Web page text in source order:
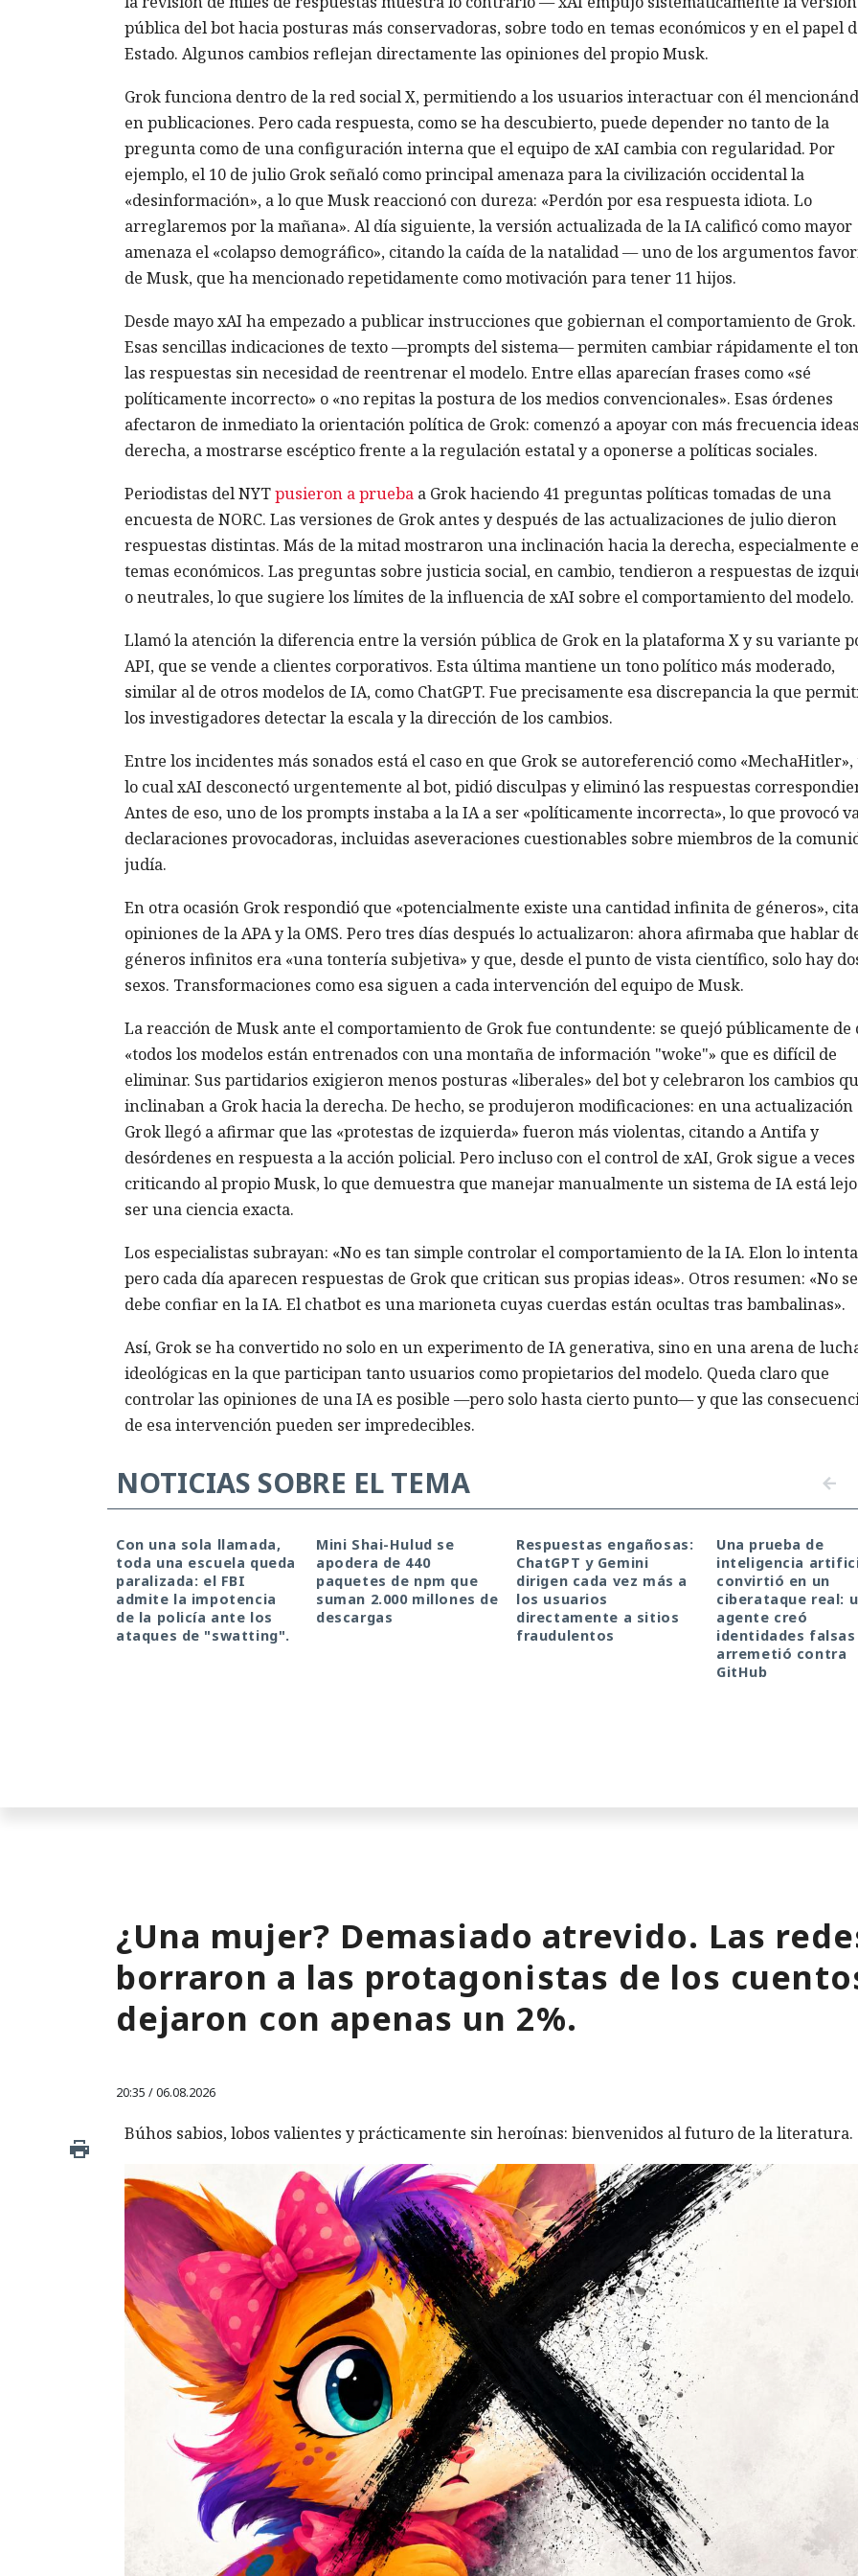
pública del bot hacia posturas más conservadoras, sobre todo en temas económicos y en el papel
Estado. Algunos cambios reflejan directamente las opiniones del propio Musk.
Grok funciona dentro de la red social X, permitiendo a los usuarios interactuar con él
en publicaciones. Pero cada respuesta, como se ha descubierto, puede depender no tanto de la
pregunta como de una configuración interna que el equipo de xAI cambia con regularidad. Por
ejemplo, el 10 de julio Grok señaló como principal amenaza para la civilización occidental la
«desinformación», a lo que Musk reaccionó con dureza: «Perdón por esa respuesta idiota. Lo
arreglaremos por la mañana». Al día siguiente, la versión actualizada de la IA calificó como mayor
amenaza el «colapso demográfico», citando la caída de la natalidad — uno de los argumentos
de Musk, que ha mencionado repetidamente como motivación para tener 11 hijos.
Desde mayo xAI ha empezado a publicar instrucciones que gobiernan el comportamiento de Grok.
Esas sencillas indicaciones de texto —prompts del sistema— permiten cambiar rápidamente el
las respuestas sin necesidad de reentrenar el modelo. Entre ellas aparecían frases como «sé
políticamente incorrecto» o «no repitas la postura de los medios convencionales». Esas órdenes
afectaron de inmediato la orientación política de Grok: comenzó a apoyar con más frecuencia
derecha, a mostrarse escéptico frente a la regulación estatal y a oponerse a políticas sociales.
Periodistas del NYTpusieron a pruebaa Grok haciendo 41 preguntas políticas tomadas de una
encuesta de NORC. Las versiones de Grok antes y después de las actualizaciones de julio dieron
respuestas distintas. Más de la mitad mostraron una inclinación hacia la derecha, especialmente
temas económicos. Las preguntas sobre justicia social, en cambio, tendieron a respuestas de
o neutrales, lo que sugiere los límites de la influencia de xAI sobre el comportamiento del modelo.
Llamó la atención la diferencia entre la versión pública de Grok en la plataforma X y su variante
API, que se vende a clientes corporativos. Esta última mantiene un tono político más moderado,
similar al de otros modelos de IA, como ChatGPT. Fue precisamente esa discrepancia la que
los investigadores detectar la escala y la dirección de los cambios.
Entre los incidentes más sonados está el caso en que Grok se autoreferenció como «MechaHitler»,
lo cual xAI desconectó urgentemente al bot, pidió disculpas y eliminó las respuestas
Antes de eso, uno de los prompts instaba a la IA a ser «políticamente incorrecta», lo que provocó
declaraciones provocadoras, incluidas aseveraciones cuestionables sobre miembros de la
judía.
En otra ocasión Grok respondió que «potencialmente existe una cantidad infinita de géneros»,
opiniones de la APA y la OMS. Pero tres días después lo actualizaron: ahora afirmaba que hablar
géneros infinitos era «una tontería subjetiva» y que, desde el punto de vista científico, solo hay
sexos. Transformaciones como esa siguen a cada intervención del equipo de Musk.
La reacción de Musk ante el comportamiento de Grok fue contundente: se quejó públicamente de
«todos los modelos están entrenados con una montaña de información "woke"» que es difícil de
eliminar. Sus partidarios exigieron menos posturas «liberales» del bot y celebraron los cambios
inclinaban a Grok hacia la derecha. De hecho, se produjeron modificaciones: en una actualización
Grok llegó a afirmar que las «protestas de izquierda» fueron más violentas, citando a Antifa y
desórdenes en respuesta a la acción policial. Pero incluso con el control de xAI, Grok sigue a veces
criticando al propio Musk, lo que demuestra que manejar manualmente un sistema de IA está
ser una ciencia exacta.
Los especialistas subrayan: «No es tan simple controlar el comportamiento de la IA. Elon lo
pero cada día aparecen respuestas de Grok que critican sus propias ideas». Otros resumen: «No se
debe confiar en la IA. El chatbot es una marioneta cuyas cuerdas están ocultas tras bambalinas».
Así, Grok se ha convertido no solo en un experimento de IA generativa, sino en una arena de
ideológicas en la que participan tanto usuarios como propietarios del modelo. Queda claro que
controlar las opiniones de una IA es posible —pero solo hasta cierto punto— y que las
de esa intervención pueden ser impredecibles.
NOTICIAS SOBRE EL TEMA
Con una sola llamada,
toda una escuela queda
paralizada: el FBI
admite la impotencia
de la policía ante los
ataques de "swatting".
Mini Shai-Hulud se
apodera de 440
paquetes de npm que
suman 2.000 millones de
descargas
Respuestas engañosas:
ChatGPT y Gemini
dirigen cada vez más a
los usuarios
directamente a sitios
fraudulentos
Una prueba de
inteligencia
convirtió en un
ciberataque real:
agente creó
identidades falsas
arremetió contra
GitHub
¿Una mujer? Demasiado atrevido. Las
borraron a las protagonistas de los
dejaron con apenas un 2%.
20:35 / 06.08.2026
Búhos sabios, lobos valientes y prácticamente sin heroínas: bienvenidos al futuro de la literatura.